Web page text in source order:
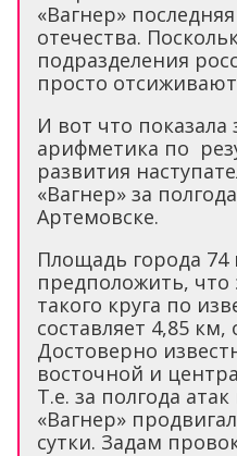
«Вагнер»
отечества.
подразделения
просто
И вот что показала
арифметика по
развития
«Вагнер» за
Артемовске.
Площадь города 74
предположить, что
такого круга по
составляет 4,85
Достоверно
восточной и
Т.е. за полгода
«Вагнер»
сутки. Задам